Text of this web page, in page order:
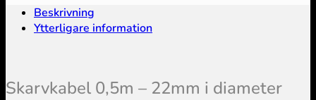
Beskrivning
Ytterligare information
Skarvkabel 0,5m – 22mm i diameter